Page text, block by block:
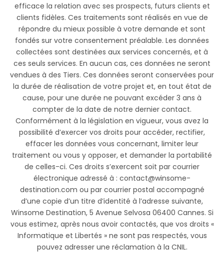
efficace la relation avec ses prospects, futurs clients et
clients fidèles. Ces traitements sont réalisés en vue de
répondre du mieux possible à votre demande et sont
fondés sur votre consentement préalable. Les données
collectées sont destinées aux services concernés, et à
ces seuls services. En aucun cas, ces données ne seront
vendues à des Tiers. Ces données seront conservées pour
la durée de réalisation de votre projet et, en tout état de
cause, pour une durée ne pouvant excéder 3 ans à
compter de la date de notre dernier contact.
Conformément à la législation en vigueur, vous avez la
possibilité d’exercer vos droits pour accéder, rectifier,
effacer les données vous concernant, limiter leur
traitement ou vous y opposer, et demander la portabilité
de celles-ci. Ces droits s’exercent soit par courrier
électronique adressé à : contact@winsome-
destination.com ou par courrier postal accompagné
d’une copie d’un titre d’identité à l’adresse suivante,
Winsome Destination, 5 Avenue Selvosa 06400 Cannes. Si
vous estimez, après nous avoir contactés, que vos droits «
Informatique et Libertés » ne sont pas respectés, vous
pouvez adresser une réclamation à la CNIL.